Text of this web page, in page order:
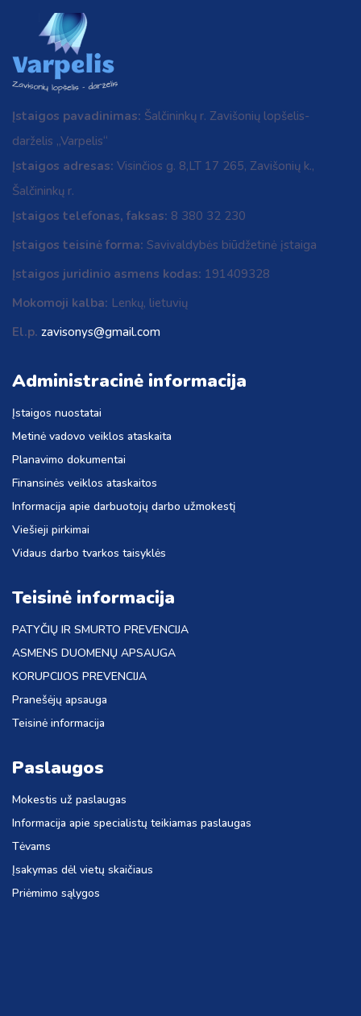
Įstaigos pavadinimas: Šalčininkų r. Zavišonių lopšelis-
darželis „Varpelis“
Įstaigos adresas: Visinčios g. 8,LT 17 265, Zavišonių k.,
Šalčininkų r.
Įstaigos telefonas, faksas: 8 380 32 230
Įstaigos teisinė forma: Savivaldybės biūdžetinė įstaiga
Įstaigos juridinio asmens kodas: 191409328
Mokomoji kalba: Lenkų, lietuvių
El.p. zavisonys@gmail.com
Administracinė informacija
Įstaigos nuostatai
Metinė vadovo veiklos ataskaita
Planavimo dokumentai
Finansinės veiklos ataskaitos
Informacija apie darbuotojų darbo užmokestį
Viešieji pirkimai
Vidaus darbo tvarkos taisyklės
Teisinė informacija
PATYČIŲ IR SMURTO PREVENCIJA
ASMENS DUOMENŲ APSAUGA
KORUPCIJOS PREVENCIJA
Pranešėjų apsauga
Teisinė informacija
Paslaugos
Mokestis už paslaugas
Informacija apie specialistų teikiamas paslaugas
Tėvams
Įsakymas dėl vietų skaičiaus
Priėmimo sąlygos